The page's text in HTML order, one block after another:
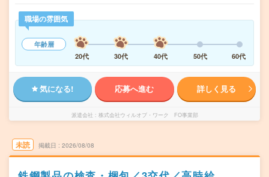
職場の雰囲気
年齢層
20代
30代 40代 50代 60代
気になる! 応募へ進む 詳しく見る
派遣会社 株式会社ウィルオブ・ワーク FO事業部
未読 掲載日 2026/08/08